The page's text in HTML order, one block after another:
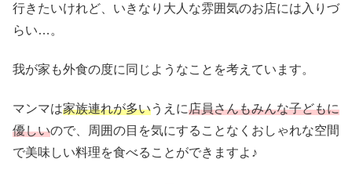
行きたいけれど、いきなり大人な雰囲気のお店には入りづ
らい…。
我が家も外食の度に同じようなことを考えています。
マンマは家族連れが多いうえに店員さんもみんな子どもに
優しいので、周囲の目を気にすることなくおしゃれな空間
で美味しい料理を食べることができますよ♪